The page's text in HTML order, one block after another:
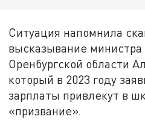
Ситуация напомнила
высказывание министра
Оренбургской области
который в 2023 году
зарплаты привлекут в
«призвание».